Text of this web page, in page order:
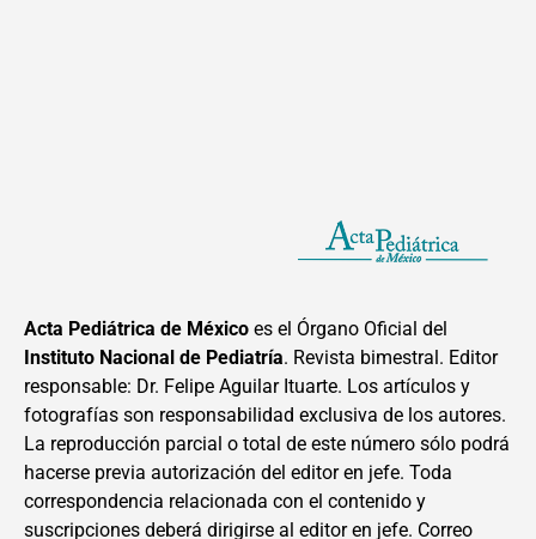
Acta Pediátrica de México es el Órgano Oficial del
Instituto Nacional de Pediatría. Revista bimestral. Editor
responsable: Dr. Felipe Aguilar Ituarte. Los artículos y
fotografías son responsabilidad exclusiva de los autores.
La reproducción parcial o total de este número sólo podrá
hacerse previa autorización del editor en jefe. Toda
correspondencia relacionada con el contenido y
suscripciones deberá dirigirse al editor en jefe. Correo